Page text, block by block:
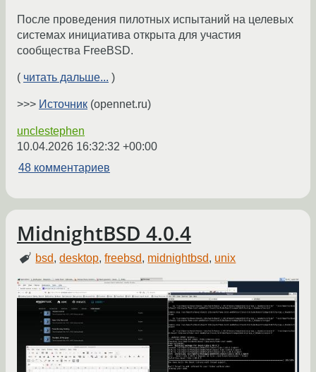
После проведения пилотных испытаний на целевых
системах инициатива открыта для участия
сообщества FreeBSD.
( читать дальше... )
>>> Источник (opennet.ru)
unclestephen
10.04.2026 16:32:32 +00:00
48 комментариев
MidnightBSD 4.0.4
bsd,desktop,freebsd, midnightbsd, unix